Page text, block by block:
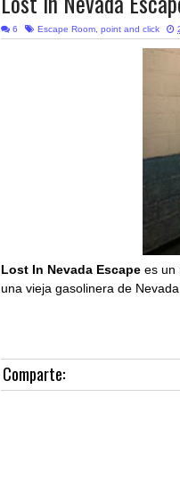
6 Escape Room point and click
Lost In Nevada Escape es un
una vieja gasolinera de
Comparte: